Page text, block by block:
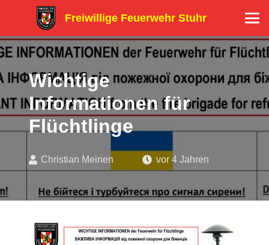
Freiwillige Feuerwehr Stuhr
Wichtige
Informationen für
Flüchtlinge
Christian Meinen vor 4 Jahren